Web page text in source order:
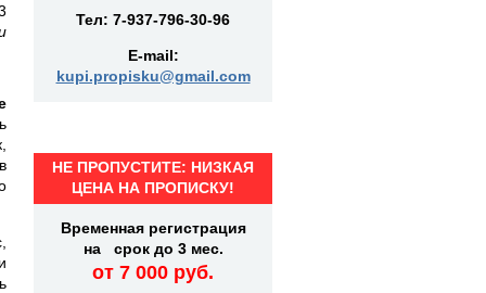
Тел: 7-937-796-30-96
E-mail:
kupi.propisku@gmail.com
НЕ ПРОПУСТИТЕ: НИЗКАЯ
ЦЕНА НА ПРОПИСКУ!
Временная регистрация
на срок до 3 мес.
от 7 000 руб.